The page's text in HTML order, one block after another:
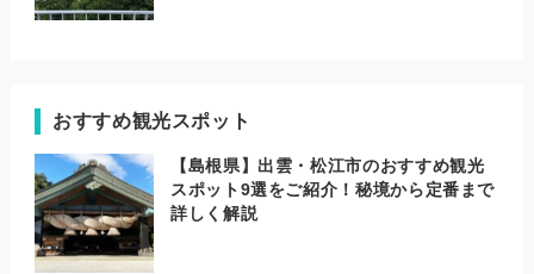
おすすめ観光スポット
【島根県】出雲・松江市のおすすめ観光
スポット9選をご紹介！秘境から定番まで
詳しく解説